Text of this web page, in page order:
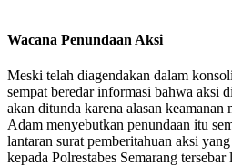
Wacana Penundaan Aksi
Meski telah diagendakan dalam
sempat beredar informasi bahwa aksi
akan ditunda karena alasan keamanan
Adam menyebutkan penundaan itu
lantaran surat pemberitahuan aksi
kepada Polrestabes Semarang